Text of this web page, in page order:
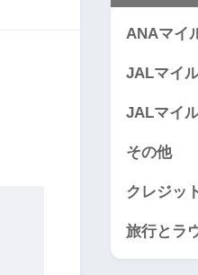
ANAマイ
JALマイ
JALマイ
その他
クレジッ
旅行とラ